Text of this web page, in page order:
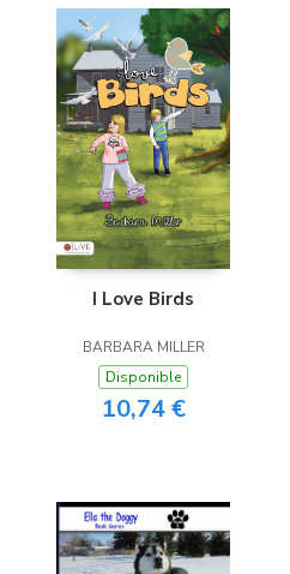
I Love Birds
BARBARA MILLER
Disponible
10,74 €